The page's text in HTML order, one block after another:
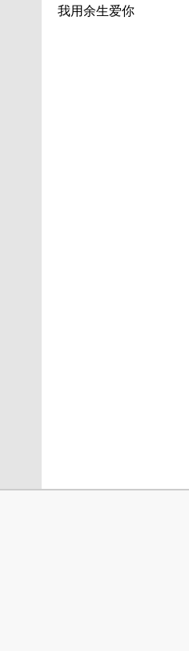
我用余生爱你